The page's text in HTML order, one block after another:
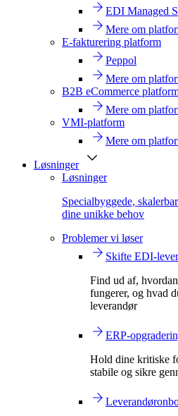
EDI Managed
Mere om
E-fakturering platform
Peppol
Mere om
B2B eCommerce
Mere om
VMI-platform
Mere om
Løsninger
Løsninger
Specialbyggede,
dine unikke behov
Problemer vi løser
Skifte EDI-
Find ud af,
fungerer, og hvad
leverandør
ERP-
Hold dine kritiske
stabile og sikre